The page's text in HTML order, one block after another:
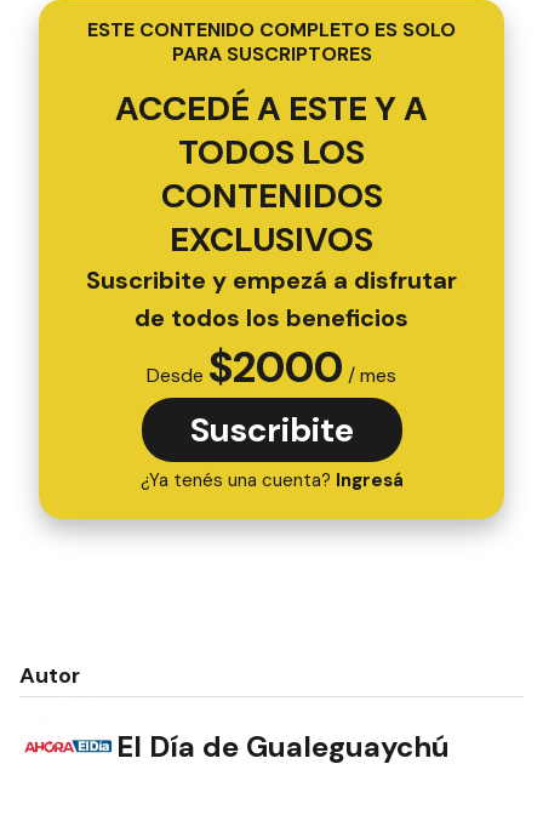
ESTE CONTENIDO COMPLETO ES SOLO
PARA SUSCRIPTORES
ACCEDÉ A ESTE Y A
TODOS LOS
CONTENIDOS
EXCLUSIVOS
Suscribite y empezá a disfrutar
de todos los beneficios
Desde $2000 / mes
Suscribite
¿Ya tenés una cuenta? Ingresá
Autor
El Día de Gualeguaychú